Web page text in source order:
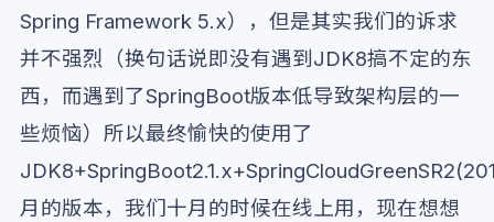
Spring Framework 5.x），但是其实我们的诉求
并不强烈（换句话说即没有遇到JDK8搞不定的东
西，而遇到了SpringBoot版本低导致架构层的一
些烦恼）所以最终愉快的使用了
月的版本，我们十月的时候在线上用，现在想想